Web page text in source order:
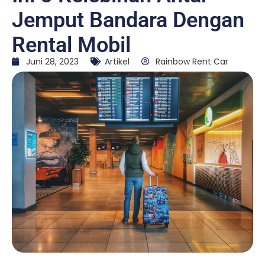
Jemput Bandara Dengan
Rental Mobil
Juni 28, 2023 Artikel Rainbow Rent Car